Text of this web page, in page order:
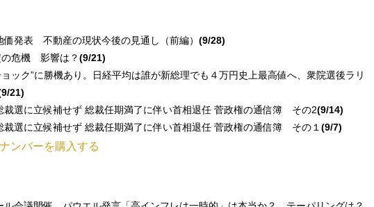
発表 不動産の現状今後の見通し（前編） (9/28)
危機 影響は？(9/21)
ョック”に勝機あり。日経平均は誰が新総理でも４万円史上最高値へ、衆院選後ラリ
21)
選に立候補せず 総裁任期満了に伴い首相退任 菅政権の通信簿 その2(9/14)
選に立候補せず 総裁任期満了に伴い首相退任 菅政権の通信簿 その１ (9/7)
ンバーを購入する